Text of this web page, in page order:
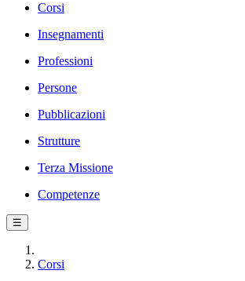
Corsi
Insegnamenti
Professioni
Persone
Pubblicazioni
Strutture
Terza Missione
Competenze
☰
Corsi